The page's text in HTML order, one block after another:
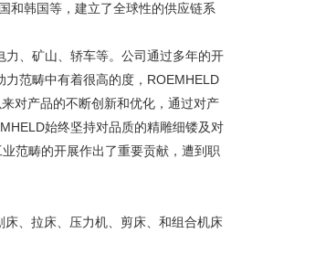
和韩国等，建立了全球性的供应链系
、矿山、轿车等。公司通过多年的开
范畴中有着很高的度，ROEMHELD
对产品的不断创新和优化，通过对产
始终坚持对品质的精雕细镂及对
范畴的开展作出了重要贡献，遭到职
、拉床、压力机、剪床、和组合机床